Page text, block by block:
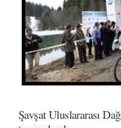
Şavşat Uluslararası